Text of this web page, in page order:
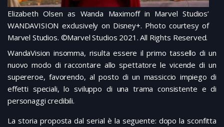
Elizabeth Olsen as Wanda Maximoff in Marvel Studios’
WANDAVISION exclusively on Disney+. Photo courtesy of
Marvel Studios. ©Marvel Studios 2021. All Rights Reserved.
WandaVision insomma, risulta essere il primo tassello di un
nuovo modo di raccontare allo spettatore le vicende di un
supereroe, favorendo, al posto di un massiccio impiego di
effetti speciali, lo sviluppo di una trama consistente e di
personaggi credibili.
La storia proposta dal serial è la seguente: dopo la sconfitta